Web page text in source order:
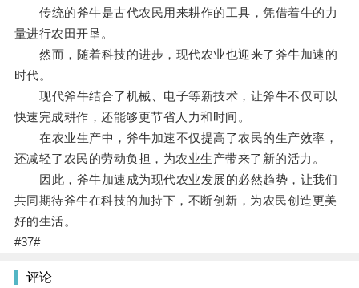
传统的斧牛是古代农民用来耕作的工具，凭借着牛的力
量进行农田开垦。
然而，随着科技的进步，现代农业也迎来了斧牛加速的
时代。
现代斧牛结合了机械、电子等新技术，让斧牛不仅可以
快速完成耕作，还能够更节省人力和时间。
在农业生产中，斧牛加速不仅提高了农民的生产效率，
还减轻了农民的劳动负担，为农业生产带来了新的活力。
因此，斧牛加速成为现代农业发展的必然趋势，让我们
共同期待斧牛在科技的加持下，不断创新，为农民创造更美
好的生活。
#37#
评论